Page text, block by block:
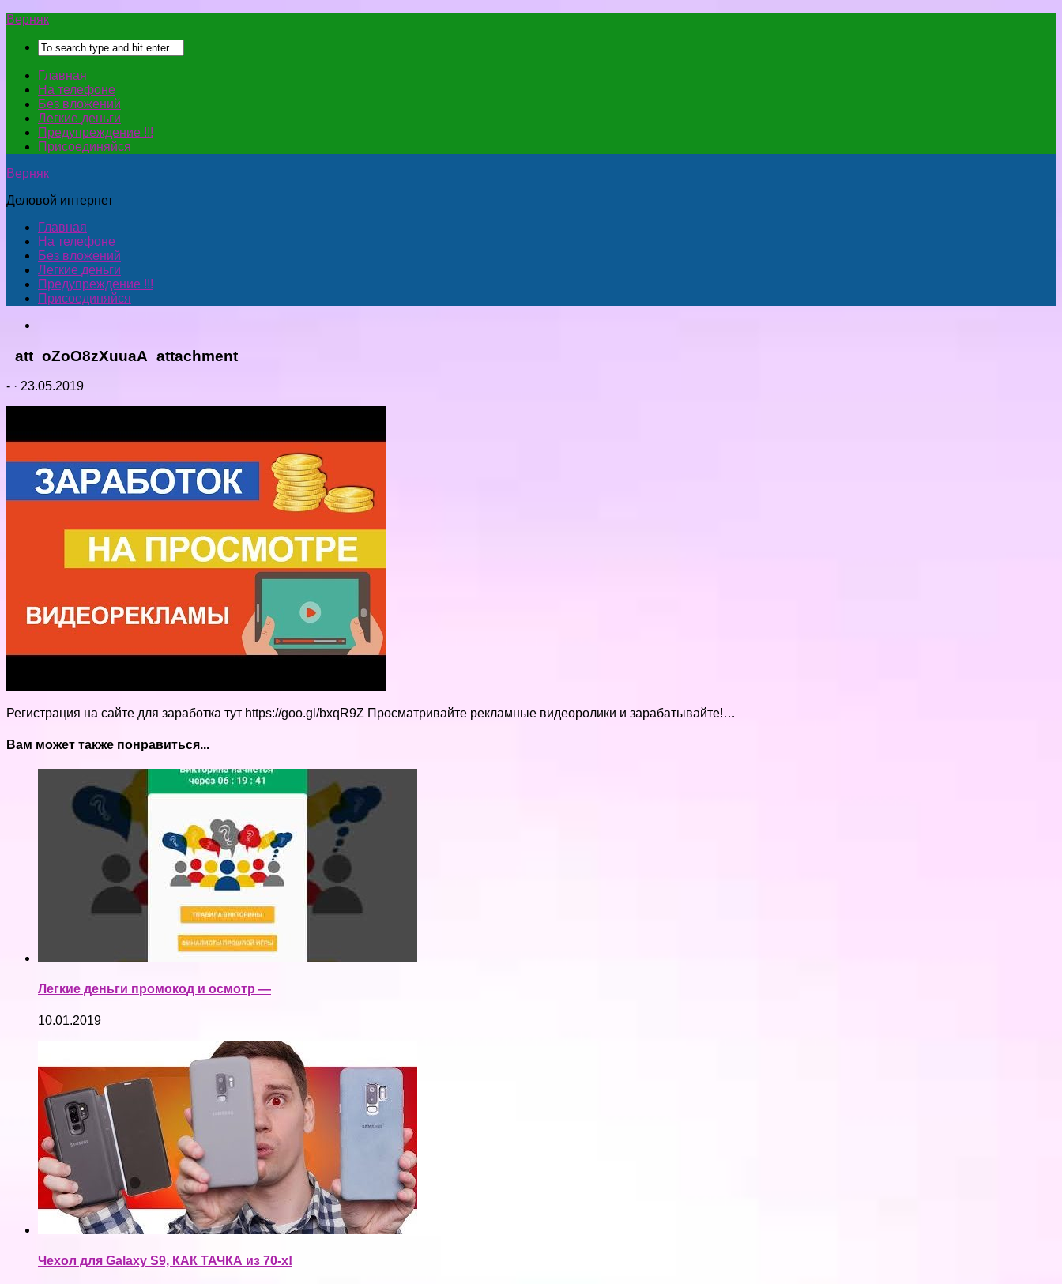
Верняк
Главная
На телефоне
Без вложений
Легкие деньги
Предупреждение !!!
Присоединяйся
Верняк
Деловой интернет
Главная
На телефоне
Без вложений
Легкие деньги
Предупреждение !!!
Присоединяйся
_att_oZoO8zXuuaA_attachment
- · 23.05.2019
Регистрация на сайте для заработка тут https://goo.gl/bxqR9Z Просматривайте рекламные видеоролики и зарабатывайте!…
Вам может также понравиться...
Легкие деньги промокод и осмотр —
10.01.2019
Чехол для Galaxy S9, КАК ТАЧКА из 70-х!